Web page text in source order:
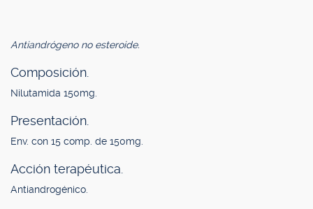
Antiandrógeno no esteroide.
Composición.
Nilutamida 150mg.
Presentación.
Env. con 15 comp. de 150mg.
Acción terapéutica.
Antiandrogénico.